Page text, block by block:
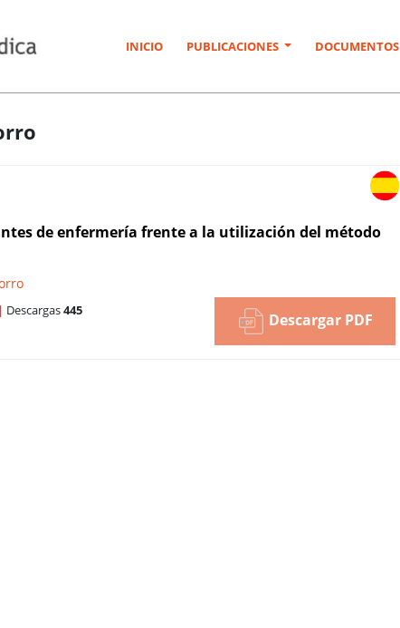
INICIO PUBLICACIONES DOCUMENTOS
de enfermería frente a la utilización del método
| Descargas445 Descargar PDF